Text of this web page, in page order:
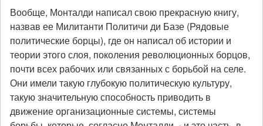
Вообще, Монталди написал свою прекрасную книгу,
назвав ее Милитанти Политичи ди Базе (Рядовые
политические борцы), где он написал об истории и
теории этого слоя, поколения революционных борцов,
почти всех рабочих или связанных с борьбой на селе.
Они имели такую глубокую политическую культуру,
такую значительную способность приводить в
движение организационные системы, системы